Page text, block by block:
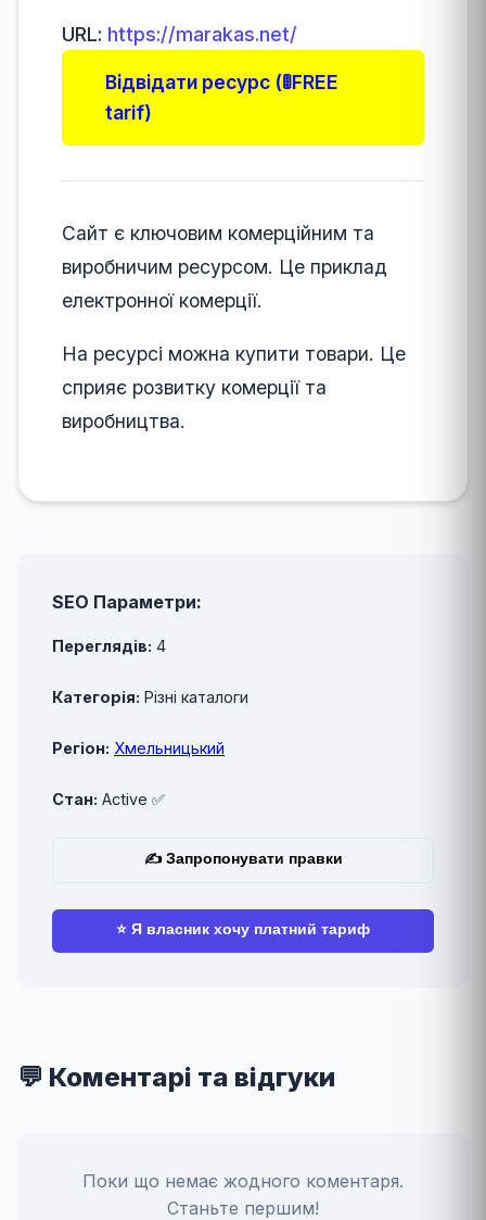
URL: https://marakas.net/
Відвідати ресурс (🚦FREE
tarif)
Сайт є ключовим комерційним та
виробничим ресурсом. Це приклад
електронної комерції.
На ресурсі можна купити товари. Це
сприяє розвитку комерції та
виробництва.
SEO Параметри:
Переглядів: 4
Категорія: Різні каталоги
Регіон: Хмельницький
Стан: Active ✅
✍ Запропонувати правки
⭐ Я власник хочу платний тариф
💬 Коментарі та відгуки
Поки що немає жодного коментаря.
Станьте першим!